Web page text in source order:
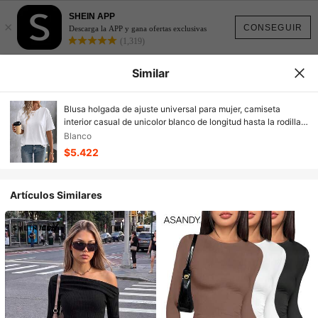
CONSEGUIR
×
SHEIN APP
Descarga la APP y gana ofertas exclusivas
(1,319)
Similar
Blusa holgada de ajuste universal para mujer, camiseta
interior casual de unicolor blanco de longitud hasta la rodilla y
efecto estilizante para el verano
Blanco
$5.422
Artículos Similares